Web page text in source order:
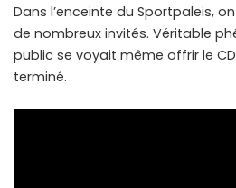
Dans l’enceinte du Sportpaleis,
de nombreux invités. Véritable
public se voyait même offrir le
terminé.